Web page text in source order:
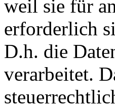
weil sie für
erforderlich
D.h. die
verarbeitet.